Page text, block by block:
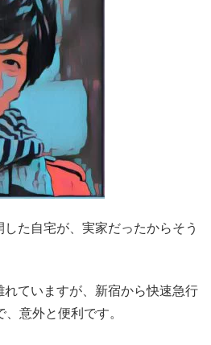
た自宅が、実家だったからそう
ていますが、新宿から快速急行
意外と便利です。